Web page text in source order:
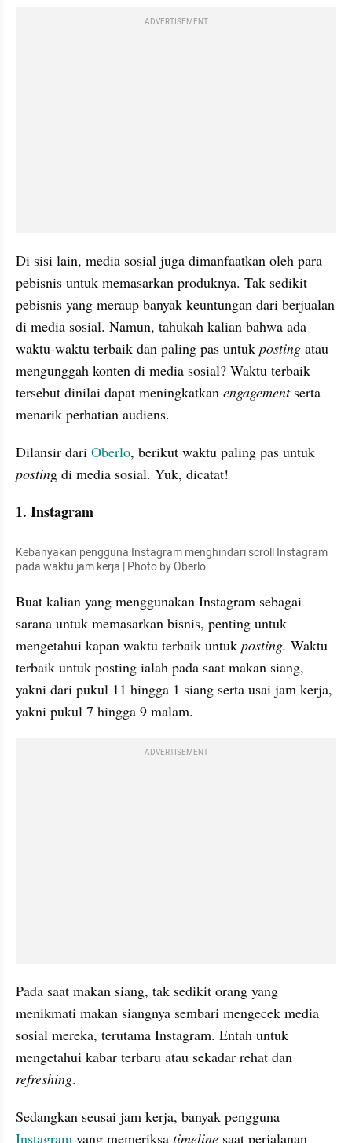
ADVERTISEMENT
Di sisi lain, media sosial juga dimanfaatkan oleh para
pebisnis untuk memasarkan produknya. Tak sedikit
pebisnis yang meraup banyak keuntungan dari berjualan
di media sosial. Namun, tahukah kalian bahwa ada
waktu-waktu terbaik dan paling pas untuk posting atau
mengunggah konten di media sosial? Waktu terbaik
tersebut dinilai dapat meningkatkan engagement serta
menarik perhatian audiens.
Dilansir dari Oberlo
posting di media sosial. Yuk, dicatat!
1. Instagram
Kebanyakan pengguna Instagram menghindari scroll Instagram
pada waktu jam kerja | Photo by Oberlo
Buat kalian yang menggunakan Instagram sebagai
sarana untuk memasarkan bisnis, penting untuk
mengetahui kapan waktu terbaik untuk posting. Waktu
terbaik untuk posting ialah pada saat makan siang,
yakni dari pukul 11 hingga 1 siang serta usai jam kerja,
yakni pukul 7 hingga 9 malam.
ADVERTISEMENT
Pada saat makan siang, tak sedikit orang yang
menikmati makan siangnya sembari mengecek media
sosial mereka, terutama Instagram. Entah untuk
refreshing.
Instagram yang memeriksa timeline saat perjalanan